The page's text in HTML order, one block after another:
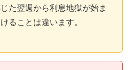
た翌週から利息地獄が始ま
ることは違います。